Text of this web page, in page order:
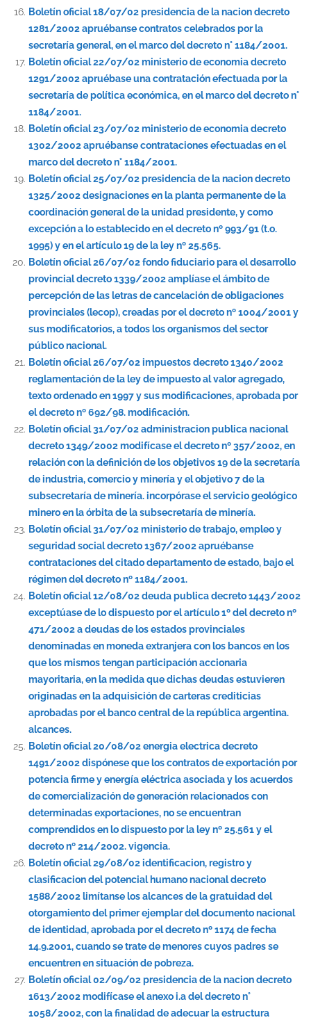
Boletín oficial 18/07/02 presidencia de la nacion decreto
1281/2002 apruébanse contratos celebrados por la
secretaría general, en el marco del decreto n° 1184/2001.
Boletín oficial 22/07/02 ministerio de economia decreto
1291/2002 apruébase una contratación efectuada por la
secretaría de política económica, en el marco del decreto n°
1184/2001.
Boletín oficial 23/07/02 ministerio de economia decreto
1302/2002 apruébanse contrataciones efectuadas en el
marco del decreto n° 1184/2001.
Boletín oficial 25/07/02 presidencia de la nacion decreto
1325/2002 designaciones en la planta permanente de la
coordinación general de la unidad presidente, y como
excepción a lo establecido en el decreto nº 993/91 (t.o.
1995) y en el artículo 19 de la ley nº 25.565.
Boletín oficial 26/07/02 fondo fiduciario para el desarrollo
provincial decreto 1339/2002 amplíase el ámbito de
percepción de las letras de cancelación de obligaciones
provinciales (lecop), creadas por el decreto nº 1004/2001 y
sus modificatorios, a todos los organismos del sector
público nacional.
Boletín oficial 26/07/02 impuestos decreto 1340/2002
reglamentación de la ley de impuesto al valor agregado,
texto ordenado en 1997 y sus modificaciones, aprobada por
el decreto nº 692/98. modificación.
Boletín oficial 31/07/02 administracion publica nacional
decreto 1349/2002 modifícase el decreto nº 357/2002, en
relación con la definición de los objetivos 19 de la secretaría
de industria, comercio y minería y el objetivo 7 de la
subsecretaría de minería. incorpórase el servicio geológico
minero en la órbita de la subsecretaría de minería.
Boletín oficial 31/07/02 ministerio de trabajo, empleo y
seguridad social decreto 1367/2002 apruébanse
contrataciones del citado departamento de estado, bajo el
régimen del decreto nº 1184/2001.
Boletín oficial 12/08/02 deuda publica decreto 1443/2002
exceptúase de lo dispuesto por el artículo 1º del decreto nº
471/2002 a deudas de los estados provinciales
denominadas en moneda extranjera con los bancos en los
que los mismos tengan participación accionaria
mayoritaria, en la medida que dichas deudas estuvieren
originadas en la adquisición de carteras crediticias
aprobadas por el banco central de la república argentina.
alcances.
Boletín oficial 20/08/02 energia electrica decreto
1491/2002 dispónese que los contratos de exportación por
potencia firme y energía eléctrica asociada y los acuerdos
de comercialización de generación relacionados con
determinadas exportaciones, no se encuentran
comprendidos en lo dispuesto por la ley nº 25.561 y el
decreto nº 214/2002. vigencia.
Boletín oficial 29/08/02 identificacion, registro y
clasificacion del potencial humano nacional decreto
1588/2002 limítanse los alcances de la gratuidad del
otorgamiento del primer ejemplar del documento nacional
de identidad, aprobada por el decreto nº 1174 de fecha
14.9.2001, cuando se trate de menores cuyos padres se
encuentren en situación de pobreza.
Boletín oficial 02/09/02 presidencia de la nacion decreto
1613/2002 modifícase el anexo i.a del decreto n°
1058/2002, con la finalidad de adecuar la estructura